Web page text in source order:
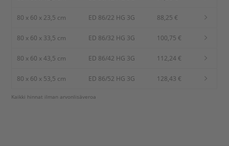
80 x 60 x 23,5 cm ED 86/22 HG 3G 88,25 €
80 x 60 x 33,5 cm ED 86/32 HG 3G 100,75 €
80 x 60 x 43,5 cm ED 86/42 HG 3G 112,24 €
80 x 60 x 53,5 cm ED 86/52 HG 3G 128,43 €
Kaikki hinnat ilman arvonlisäveroa